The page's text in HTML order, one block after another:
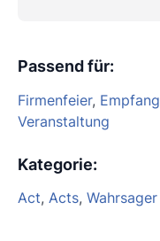
Passend für:
Firmenfeier, Empfang
Veranstaltung
Kategorie:
Act, Acts, Wahrsager